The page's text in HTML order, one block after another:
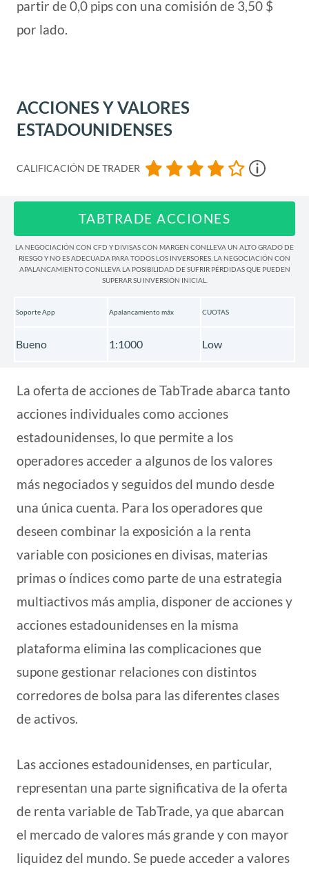
partir de 0,0 pips con una comisión de 3,50 $
por lado.
ACCIONES Y VALORES
ESTADOUNIDENSES
CALIFICACIÓN DE TRADER
TABTRADE ACCIONES
LA NEGOCIACIÓN CON CFD Y DIVISAS CON MARGEN CONLLEVA UN ALTO GRADO DE
RIESGO Y NO ES ADECUADA PARA TODOS LOS INVERSORES. LA NEGOCIACIÓN CON
APALANCAMIENTO CONLLEVA LA POSIBILIDAD DE SUFRIR PÉRDIDAS QUE PUEDEN
SUPERAR SU INVERSIÓN INICIAL.
Soporte App Apalancamiento máx CUOTAS
Bueno 1:1000 Low
La oferta de acciones de TabTrade abarca tanto
acciones individuales como acciones
estadounidenses, lo que permite a los
operadores acceder a algunos de los valores
más negociados y seguidos del mundo desde
una única cuenta. Para los operadores que
deseen combinar la exposición a la renta
variable con posiciones en divisas, materias
primas o índices como parte de una estrategia
multiactivos más amplia, disponer de acciones y
acciones estadounidenses en la misma
plataforma elimina las complicaciones que
supone gestionar relaciones con distintos
corredores de bolsa para las diferentes clases
de activos.
Las acciones estadounidenses, en particular,
representan una parte significativa de la oferta
de renta variable de TabTrade, ya que abarcan
el mercado de valores más grande y con mayor
liquidez del mundo. Se puede acceder a valores